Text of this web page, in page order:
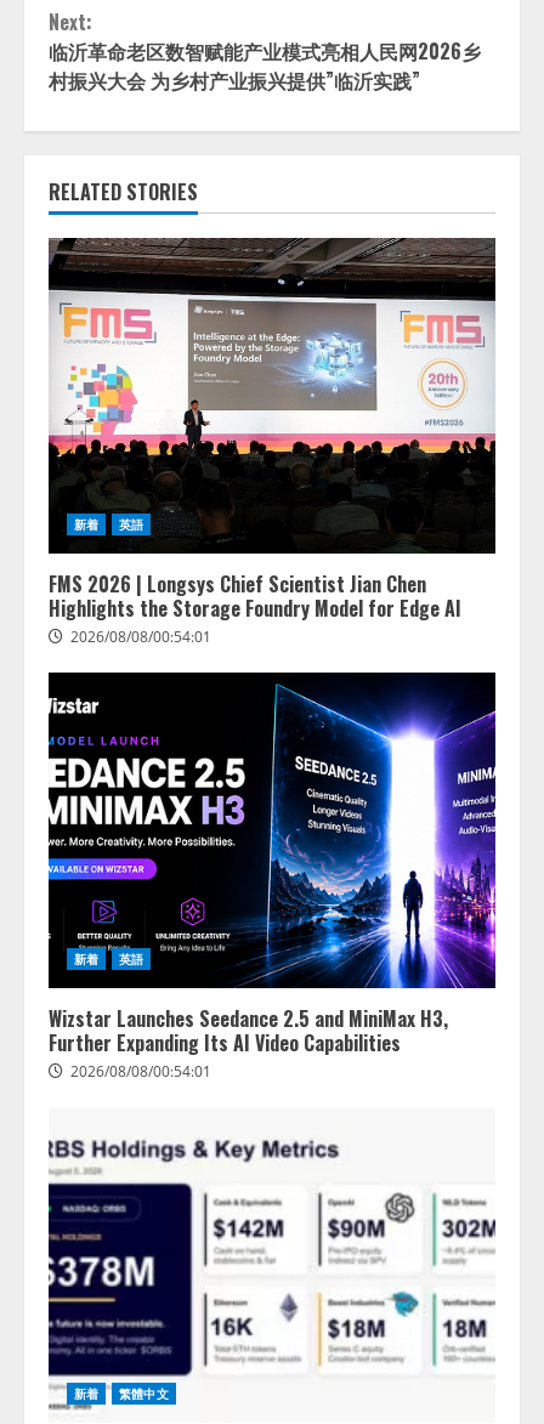
Next:
临沂革命老区数智赋能产业模式亮相人民网2026乡
村振兴大会 为乡村产业振兴提供”临沂实践”
RELATED STORIES
新着 英語
FMS 2026 | Longsys Chief Scientist Jian Chen
Highlights the Storage Foundry Model for Edge AI
2026/08/08/00:54:01
新着 英語
Wizstar Launches Seedance 2.5 and MiniMax H3,
Further Expanding Its AI Video Capabilities
2026/08/08/00:54:01
新着 繁體中文